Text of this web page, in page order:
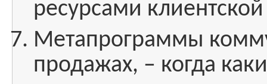
ресурсами
Метапрограммы
продажах, – когда